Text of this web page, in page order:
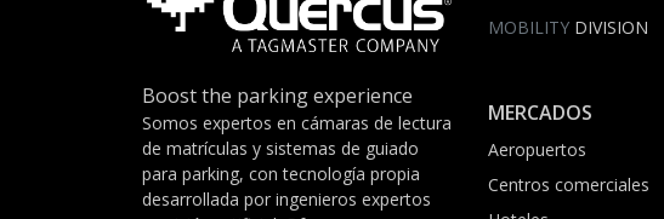
Boost the parking experience
Somos expertos en cámaras de lectura
de matrículas y sistemas de guiado
para parking, con tecnología propia
desarrollada por ingenieros expertos
MOBILITY DIVISION
MERCADOS
Aeropuertos
Centros comerciales